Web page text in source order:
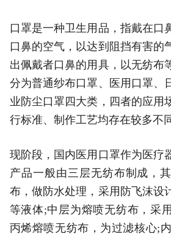
口罩是一种卫生用品，指戴在口
口鼻的空气，以达到阻挡有害的
出佩戴者口鼻的用具，以无纺布
分为普通纱布口罩、医用口罩、
业防尘口罩四大类，四者的应用
行标准、制作工艺均存在较多不同
现阶段，国内医用口罩作为医疗
产品一般由三层无纺布制成，
布，做防水处理，采用防飞沫设
等液体;中层为熔喷无纺布，采
丙烯熔喷无纺布，为过滤核心;